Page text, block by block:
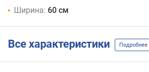
Ширина: 60 см
Все характеристики Подробнее